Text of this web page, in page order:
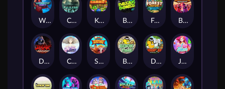
Warrior Ways Cursed Seas King Carrot Break Bones Forest Fortune Buffalo Stack'n'Sync
Dark Summoning Cloud Princess Shaolin Master Book of Time Drop'em Jelly Slice